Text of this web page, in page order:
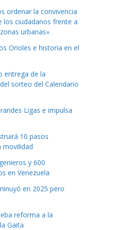
ordenar la convivencia
los ciudadanos frente a
urbanas»
Orioles e historia en el
entrega de la
sorteo del Calendario
Ligas e impulsa
10 pasos
movilidad
y 600
en Venezuela
en 2025 pero
reforma a la
Gaita